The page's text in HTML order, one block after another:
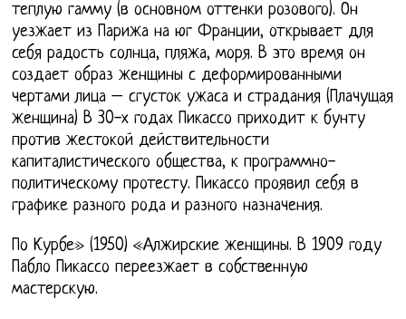
теплую гамму (в основном оттенки розового). Он
уезжает из Парижа на юг Франции, открывает для
себя радость солнца, пляжа, моря. В это время он
создает образ женщины с деформированными
чертами лица – сгусток ужаса и страдания (Плачущая
женщина) В 30-х годах Пикассо приходит к бунту
против жестокой действительности
капиталистического общества, к программно-
политическому протесту. Пикассо проявил себя в
графике разного рода и разного назначения.
По Курбе» (1950) «Алжирские женщины. В 1909 году
Пабло Пикассо переезжает в собственную
мастерскую.